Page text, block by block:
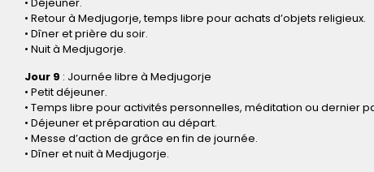
• Déjeuner.
• Retour à Medjugorje, temps libre pour achats d’objets religieux.
• Dîner et prière du soir.
• Nuit à Medjugorje.
Jour 9 : Journée libre à Medjugorje
• Petit déjeuner.
• Temps libre pour activités personnelles, méditation ou dernier
• Déjeuner et préparation au départ.
• Messe d’action de grâce en fin de journée.
• Dîner et nuit à Medjugorje.